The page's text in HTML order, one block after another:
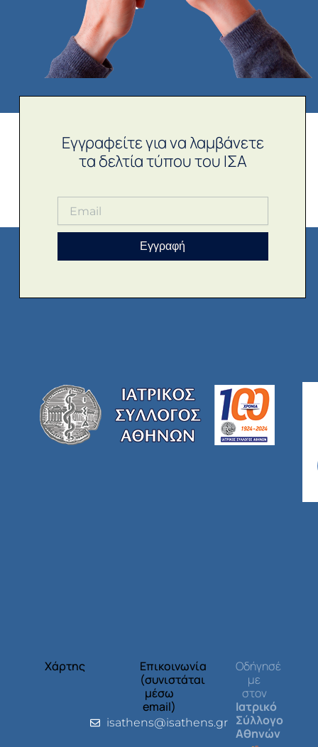
Εγγραφείτε για να λαμβάνετε
τα δελτία τύπου του ΙΣΑ
Εγγραφή
Χάρτης
Επικοινωνία
(συνιστάται
μέσω
email)
isathens@isathens.gr
Οδήγησέ
με
στον
Ιατρικό
Σύλλογο
Αθηνών